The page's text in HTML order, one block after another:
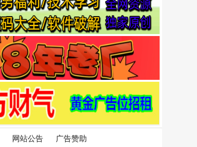
网站公告 广告赞助